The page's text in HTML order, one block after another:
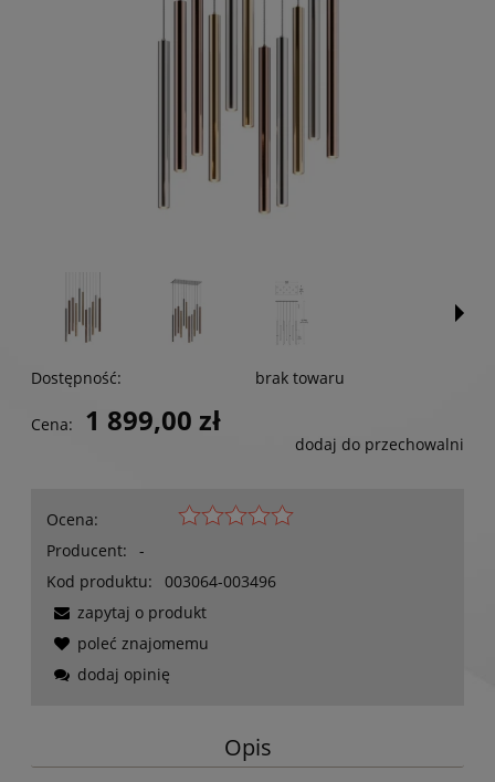
Dostępność: brak towaru
Cena: 1 899,00 zł
dodaj do przechowalni
Ocena:
Producent:
-
Kod produktu:
003064-003496
zapytaj o produkt
poleć znajomemu
dodaj opinię
Opis